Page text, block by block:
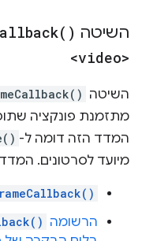
השיטה )
<video>
השיטה
מתזמנת פונקציה
המדד הזה דומה ל-
מיועד לסרטונים. המדד
הרשומה